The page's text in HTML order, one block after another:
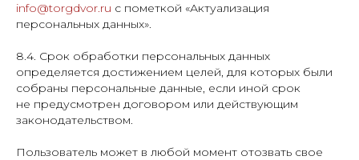
info@torgdvor.ru с пометкой «Актуализация
персональных данных».
8.4. Срок обработки персональных данных
определяется достижением целей, для которых были
собраны персональные данные, если иной срок
не предусмотрен договором или действующим
законодательством.
Пользователь может в любой момент отозвать свое